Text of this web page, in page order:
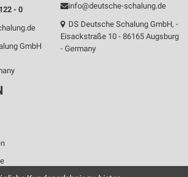
- 0
GmbH
info@deutsche-schalung.de
DS Deutsche Schalung GmbH, -
Eisackstraße 10 - 86165 Augsburg
- Germany